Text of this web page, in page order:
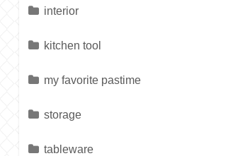
interior
kitchen tool
my favorite pastime
storage
tableware